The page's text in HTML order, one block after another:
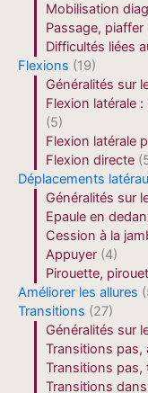
Mobilisation
Passage, piaffer
Difficultés liées
Flexions (19)
Généralités sur
Flexion latérale
(5)
Flexion latérale
Flexion directe
Déplacements
Généralités sur
Epaule en
Cession à la
Appuyer (4)
Pirouette,
Améliorer les allures
Transitions (27)
Généralités sur
Transitions pas,
Transitions pas,
Transitions